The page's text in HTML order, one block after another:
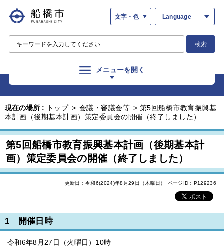
文字・色 Language
検索
メニューを開く
現在の場所 : トップ > 会議・審議会等 > 第5回船橋市教育振興基
本計画（後期基本計画）策定委員会の開催（終了しました）
第5回船橋市教育振興基本計画（後期基本計
画）策定委員会の開催（終了しました）
更新日：令和6(2024)年8月29日（木曜日） ページID：P129236
1 開催日時
令和6年8月27日（火曜日）10時